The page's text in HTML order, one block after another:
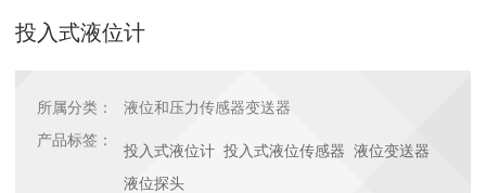
投入式液位计
所属分类：
液位和压力传感器变送器
产品标签：
投入式液位计 投入式液位传感器 液位变送器
液位探头